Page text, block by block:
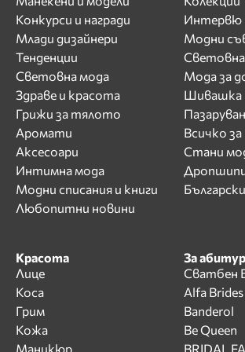
Конкурси и награди
Млади дизайнери
Тенденции
Световна мода
Здраве и красота
Грижи за тялото
Аромати
Аксесоари
Интимна мода
Модни списания и книги
Любопитни новини
Интервю
Модни
Мода за
Шивашка
Всичко
Стани
Красота
Лице
Коса
Грим
Кожа
Маникюр
За
Сватбен
Alfa Brides
Banderol
Be Queen
BRIDAL